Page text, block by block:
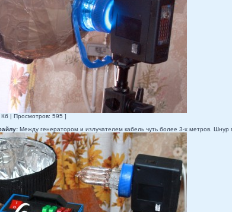
| Просмотров: 595 ]
Между генератором и излучателем кабель чуть более 3-х метров. Шнур